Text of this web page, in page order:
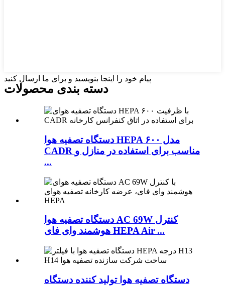
پیام خود را اینجا بنویسید و برای ما ارسال کنید
دسته بندی محصولات
دستگاه تصفیه هوا HEPA مدل ۶۰۰
CADR مناسب برای استفاده در منازل و
...
دستگاه تصفیه هوا AC 69W کنترل
هوشمند وای فای HEPA Air ...
دستگاه تصفیه هوا تولید کننده دستگاه